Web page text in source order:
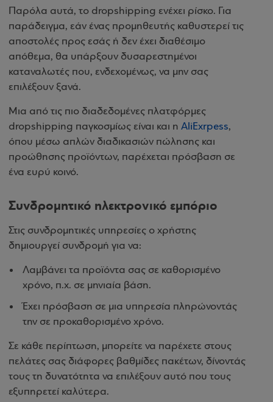
Παρόλα αυτά, το dropshipping ενέχει ρίσκο. Για
παράδειγμα, εάν ένας προμηθευτής καθυστερεί τις
αποστολές προς εσάς ή δεν έχει διαθέσιμο
απόθεμα, θα υπάρξουν δυσαρεστημένοι
καταναλωτές που, ενδεχομένως, να μην σας
επιλέξουν ξανά.
Μια από τις πιο διαδεδομένες πλατφόρμες
dropshipping παγκοσμίως είναι και η AliExrpess,
όπου μέσω απλών διαδικασιών πώλησης και
προώθησης προϊόντων, παρέχεται πρόσβαση σε
ένα ευρύ κοινό.
Συνδρομητικό ηλεκτρονικό εμπόριο
Στις συνδρομητικές υπηρεσίες ο χρήστης
δημιουργεί συνδρομή για να:
Λαμβάνει τα προϊόντα σας σε καθορισμένο
χρόνο, π.χ. σε μηνιαία βάση.
Έχει πρόσβαση σε μια υπηρεσία πληρώνοντάς
την σε προκαθορισμένο χρόνο.
Σε κάθε περίπτωση, μπορείτε να παρέχετε στους
πελάτες σας διάφορες βαθμίδες πακέτων, δίνοντάς
τους τη δυνατότητα να επιλέξουν αυτό που τους
εξυπηρετεί καλύτερα.